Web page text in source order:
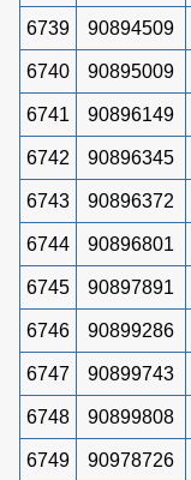
6739 90894509
6740 90895009
6741 90896149
6742 90896345
6743 90896372
6744 90896801
6745 90897891
6746 90899286
6747 90899743
6748 90899808
6749 90978726